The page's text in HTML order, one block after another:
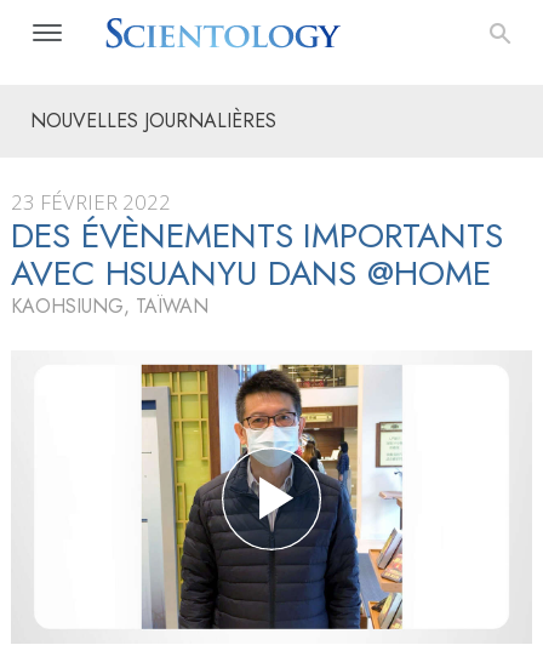
NOUVELLES JOURNALIÈRES
23 FÉVRIER 2022
DES ÉVÈNEMENTS IMPORTANTS
AVEC HSUANYU DANS @HOME
KAOHSIUNG, TAÏWAN